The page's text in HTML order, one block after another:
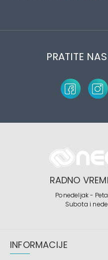
PRATITE
RADNO
Ponedeljak -
Subota i
INFORMACIJE